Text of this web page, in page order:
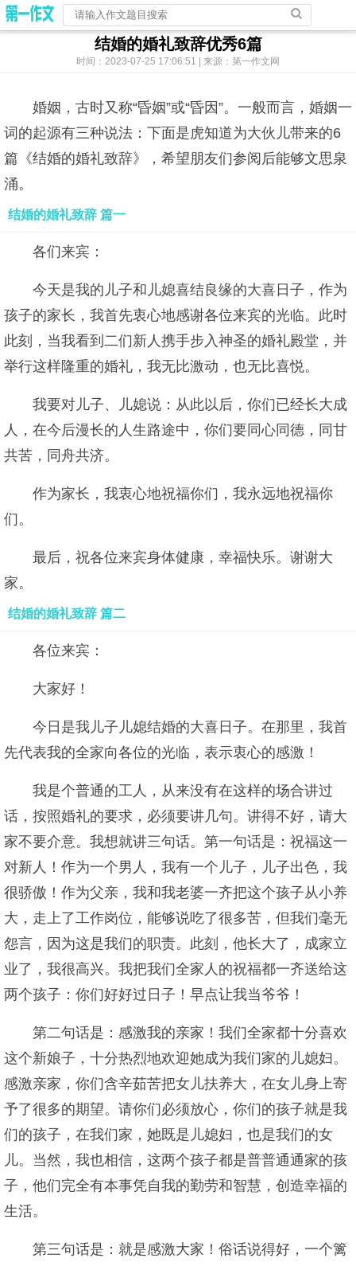
结婚的婚礼致辞优秀6篇
时间：2023-07-25 17:06:51 | 来源：第一作文网
婚姻，古时又称“昏姻”或“昏因”。一般而言，婚姻一
词的起源有三种说法：下面是虎知道为大伙儿带来的6
篇《结婚的婚礼致辞》，希望朋友们参阅后能够文思泉
涌。
结婚的婚礼致辞 篇一
各们来宾：
今天是我的儿子和儿媳喜结良缘的大喜日子，作为
孩子的家长，我首先衷心地感谢各位来宾的光临。此时
此刻，当我看到二们新人携手步入神圣的婚礼殿堂，并
举行这样隆重的婚礼，我无比激动，也无比喜悦。
我要对儿子、儿媳说：从此以后，你们已经长大成
人，在今后漫长的人生路途中，你们要同心同德，同甘
共苦，同舟共济。
作为家长，我衷心地祝福你们，我永远地祝福你
们。
最后，祝各位来宾身体健康，幸福快乐。谢谢大
家。
结婚的婚礼致辞 篇二
各位来宾：
大家好！
今日是我儿子儿媳结婚的大喜日子。在那里，我首
先代表我的全家向各位的光临，表示衷心的感激！
我是个普通的工人，从来没有在这样的场合讲过
话，按照婚礼的要求，必须要讲几句。讲得不好，请大
家不要介意。我想就讲三句话。第一句话是：祝福这一
对新人！作为一个男人，我有一个儿子，儿子出色，我
很骄傲！作为父亲，我和我老婆一齐把这个孩子从小养
大，走上了工作岗位，能够说吃了很多苦，但我们毫无
怨言，因为这是我们的职责。此刻，他长大了，成家立
业了，我很高兴。我把我们全家人的祝福都一齐送给这
两个孩子：你们好好过日子！早点让我当爷爷！
第二句话是：感激我的亲家！我们全家都十分喜欢
这个新娘子，十分热烈地欢迎她成为我们家的儿媳妇。
感激亲家，你们含辛茹苦把女儿扶养大，在女儿身上寄
予了很多的期望。请你们必须放心，你们的孩子就是我
们的孩子，在我们家，她既是儿媳妇，也是我们的女
儿。当然，我也相信，这两个孩子都是普普通通家的孩
子，他们完全有本事凭自我的勤劳和智慧，创造幸福的
生活。
第三句话是：就是感激大家！俗话说得好，一个篱